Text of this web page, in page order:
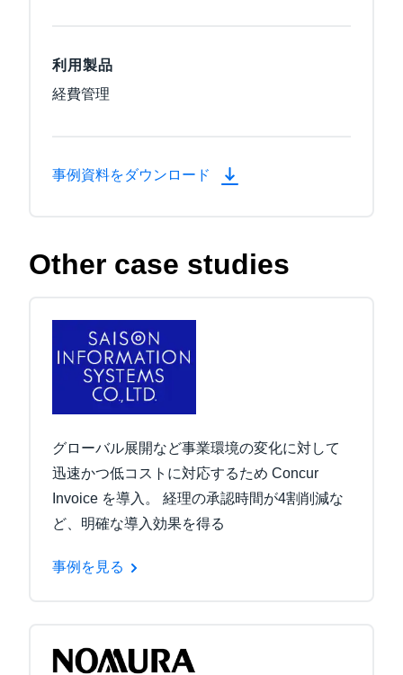
利用製品
経費管理
事例資料をダウンロード
Other case studies
グローバル展開など事業環境の変化に対して
迅速かつ低コストに対応するため Concur
Invoice を導入。 経理の承認時間が4割削減な
ど、明確な導入効果を得る
事例を見る